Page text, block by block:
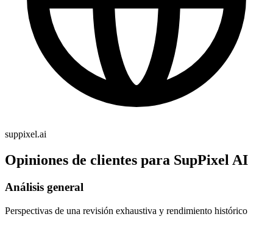
suppixel.ai
Opiniones de clientes para SupPixel AI
Análisis general
Perspectivas de una revisión exhaustiva y rendimiento histórico